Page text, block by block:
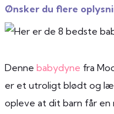
Ønsker du flere
Denne babydyne fra
er et utroligt blødt og
opleve at dit barn får